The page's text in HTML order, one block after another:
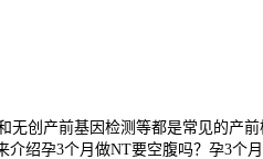
创产前基因检测等都是常见的产
绍孕3个月做NT要空腹吗？孕3个